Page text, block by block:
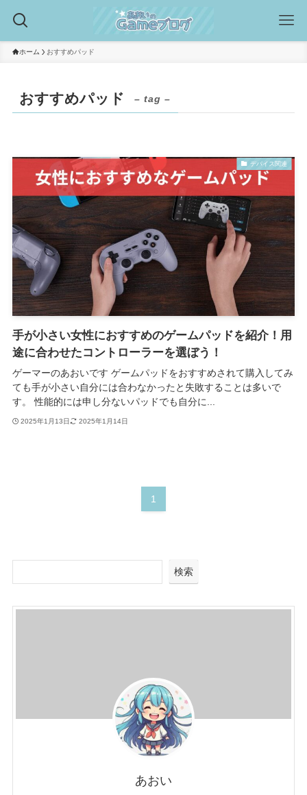
ホーム おすすめパッド
おすすめパッド – tag –
デバイス関連
手が小さい女性におすすめのゲームパッドを紹介！用
途に合わせたコントローラーを選ぼう！
ゲーマーのあおいです ゲームパッドをおすすめされて購入してみ
ても手が小さい自分には合わなかったと失敗することは多いで
す。 性能的には申し分ないパッドでも自分に...
2025年1月13日 2025年1月14日
1
検索
あおい